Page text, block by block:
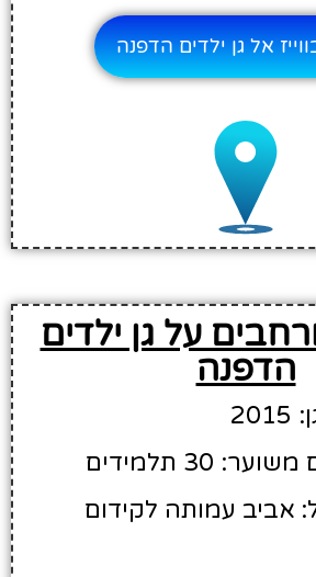
אל גן ילדים הדפנה
על גן ילדים
הדפנה
30 תלמידים
אביב עמותה לקידום